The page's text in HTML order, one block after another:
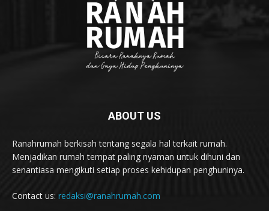
ABOUT US
Ranahrumah berkisah tentang segala hal terkait rumah.
Menjadikan rumah tempat paling nyaman untuk dihuni dan
senantiasa mengikuti setiap proses kehidupan penghuninya.
Contact us: redaksi@ranahrumah.com